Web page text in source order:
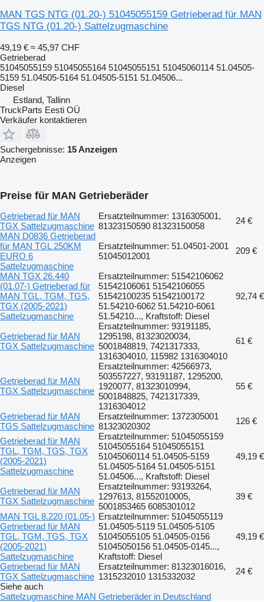
MAN TGS NTG (01.20-) 51045055159 Getrieberad für MAN
TGS NTG (01.20-) Sattelzugmaschine
49,19 € ≈ 45,97 CHF
Getrieberad
51045055159 51045055164 51045055151 51045060114 51.04505-
5159 51.04505-5164 51.04505-5151 51.04506...
Diesel
Estland, Tallinn
TruckParts Eesti OÜ
Verkäufer kontaktieren
Suchergebnisse: 15 Anzeigen
Anzeigen
Preise für MAN Getrieberäder
Getrieberad für MAN
TGX Sattelzugmaschine
Ersatzteilnummer: 1316305001,
81323150590 81323150058
24 €
MAN D0836 Getrieberad
für MAN TGL 250KM
EURO 6
Sattelzugmaschine
Ersatzteilnummer: 51.04501-2001
51045012001
209 €
MAN TGX 26.440
(01.07-) Getrieberad für
MAN TGL, TGM, TGS,
TGX (2005-2021)
Sattelzugmaschine
Ersatzteilnummer: 51542106062
51542106061 51542106055
51542100235 51542100172
51.54210-6062 51.54210-6061
51.54210..., Kraftstoff: Diesel
92,74 €
Getrieberad für MAN
TGX Sattelzugmaschine
Ersatzteilnummer: 93191185,
1295198, 81323020034,
5001848819, 7421317333,
1316304010, 115982 1316304010
61 €
Getrieberad für MAN
TGX Sattelzugmaschine
Ersatzteilnummer: 42566973,
503557227, 93191187, 1295200,
1920077, 81323010994,
5001848825, 7421317339,
1316304012
55 €
Getrieberad für MAN
TGS Sattelzugmaschine
Ersatzteilnummer: 1372305001
81323020302
126 €
Getrieberad für MAN
TGL, TGM, TGS, TGX
(2005-2021)
Sattelzugmaschine
Ersatzteilnummer: 51045055159
51045055164 51045055151
51045060114 51.04505-5159
51.04505-5164 51.04505-5151
51.04506..., Kraftstoff: Diesel
49,19 €
Getrieberad für MAN
TGX Sattelzugmaschine
Ersatzteilnummer: 93193264,
1297613, 81552010005,
5001853465 6085301012
39 €
MAN TGL 8.220 (01.05-)
Getrieberad für MAN
TGL, TGM, TGS, TGX
(2005-2021)
Sattelzugmaschine
Ersatzteilnummer: 51045055119
51.04505-5119 51.04505-5105
51045055105 51.04505-0156
51045050156 51.04505-0145...,
Kraftstoff: Diesel
49,19 €
Getrieberad für MAN
TGX Sattelzugmaschine
Ersatzteilnummer: 81323016016,
1315232010 1315332032
24 €
Siehe auch
Sattelzugmaschine MAN Getrieberäder in Deutschland